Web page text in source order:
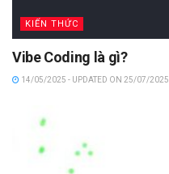
KIẾN THỨC
Vibe Coding là gì?
14/05/2025 - UPDATED ON 25/07/2025